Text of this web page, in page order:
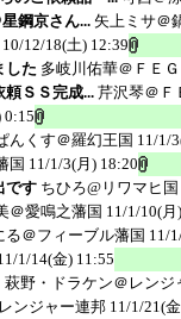
鋼京さん... 矢上ミサ＠
10/12/18(土) 12:39
した 多岐川佑華＠ＦＥＧ
頼ＳＳ完成... 芹沢琴＠Ｆ
0:15
んくす＠羅幻王国 11/1/
国 11/1/3(月) 18:20
です ちひろ@リワマヒ国
＠愛鳴之藩国 11/1/10(月
る＠フィーブル藩国 11/
1/14(金) 11:55
萩野・ドラケン＠レンジ
ンジャー連邦 11/1/21(